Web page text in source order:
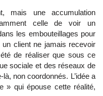
mais une accumulation
celle de voir un
les embouteillages pour
client ne jamais recevoir
de réaliser que sous ce
sociale et des réseaux de
non coordonnés. L’idée a
» qui épouse cette réalité,